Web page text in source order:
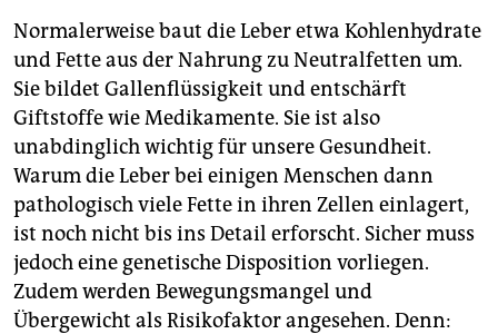
Normalerweise baut die Leber etwa Kohlenhydrate
und Fette aus der Nahrung zu Neutralfetten um.
Sie bildet Gallenflüssigkeit und entschärft
Giftstoffe wie Medikamente. Sie ist also
unabdinglich wichtig für unsere Gesundheit.
Warum die Leber bei einigen Menschen dann
pathologisch viele Fette in ihren Zellen einlagert,
ist noch nicht bis ins Detail erforscht. Sicher muss
jedoch eine genetische Disposition vorliegen.
Zudem werden Bewegungsmangel und
Übergewicht als Risikofaktor angesehen. Denn: